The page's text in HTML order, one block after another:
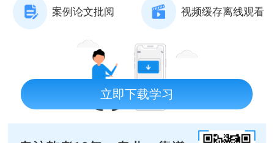
案例论文批阅 视频缓存离线观看
立即下载学习